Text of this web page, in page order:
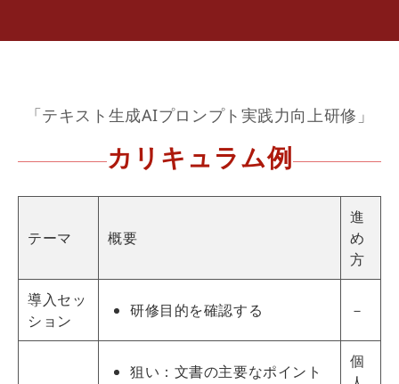
「テキスト生成AIプロンプト実践力向上研修」
カリキュラム例
テーマ 概要
進
め
方
導入セッ
ション
研修目的を確認する －
狙い：文書の主要なポイント
個